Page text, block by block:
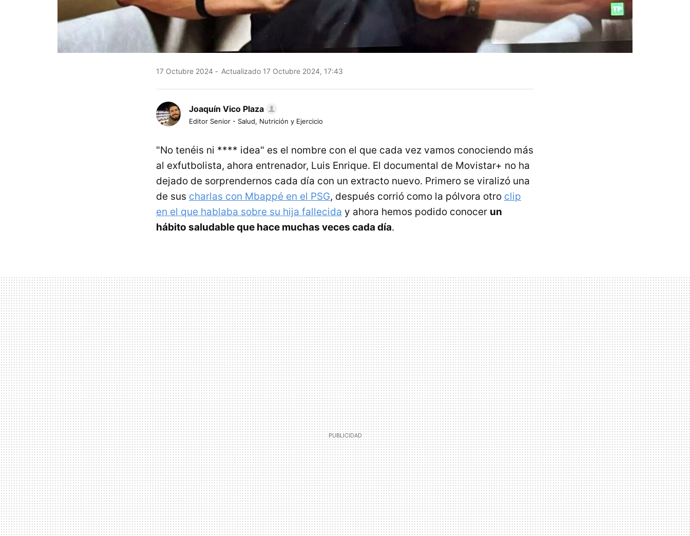
17 Octubre 2024 Actualizado 17 Octubre 2024, 17:43
Joaquín Vico Plaza
Editor Senior - Salud, Nutrición y Ejercicio
"No tenéis ni **** idea" es el nombre con el que cada vez vamos conociendo más
al exfutbolista, ahora entrenador, Luis Enrique. El documental de Movistar+ no ha
dejado de sorprendernos cada día con un extracto nuevo. Primero se viralizó una
de sus charlas con Mbappé en el PSG, después corrió como la pólvora otro clip
en el que hablaba sobre su hija fallecida y ahora hemos podido conocer un
hábito saludable que hace muchas veces cada día.